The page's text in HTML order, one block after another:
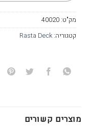
מק"ט: 40020
קטגוריה:Rasta Deck
מוצרים קשורים